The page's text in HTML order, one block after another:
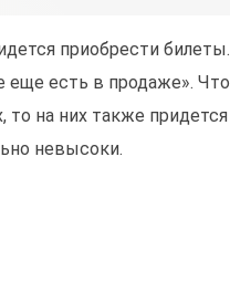
приобрести билеты.
еще есть в продаже». Что
то на них также придется
невысоки.